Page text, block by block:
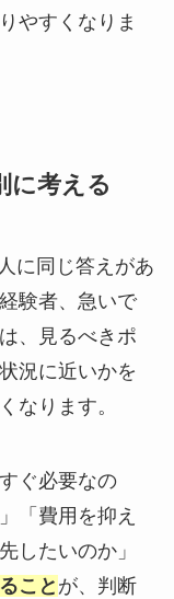
やすくなりま
に考える
に同じ答えがあ
験者、急いで
、見るべきポ
況に近いかを
なります。
ぐ必要なの
「費用を抑え
したいのか」
こと が、判断